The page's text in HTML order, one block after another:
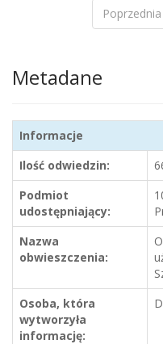
Poprzednia
Metadane
Informacje
Ilość odwiedzin:
Podmiot
udostępniający:
Nazwa
obwieszczenia:
Osoba, która
wytworzyła
informację: